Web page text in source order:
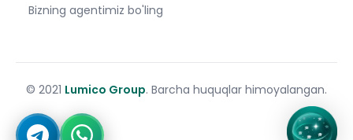
Bizning agentimiz bo'ling
© 2021 Lumico Group. Barcha huquqlar himoyalangan.